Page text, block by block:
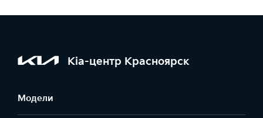
Kia-центр Красноярск
Модели